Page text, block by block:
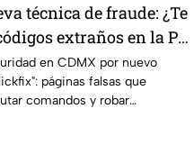
técnica de fraude: ¿Te
extraños en la PC?
ser víctima del
en CDMX por nuevo
páginas falsas que
comandos y robar